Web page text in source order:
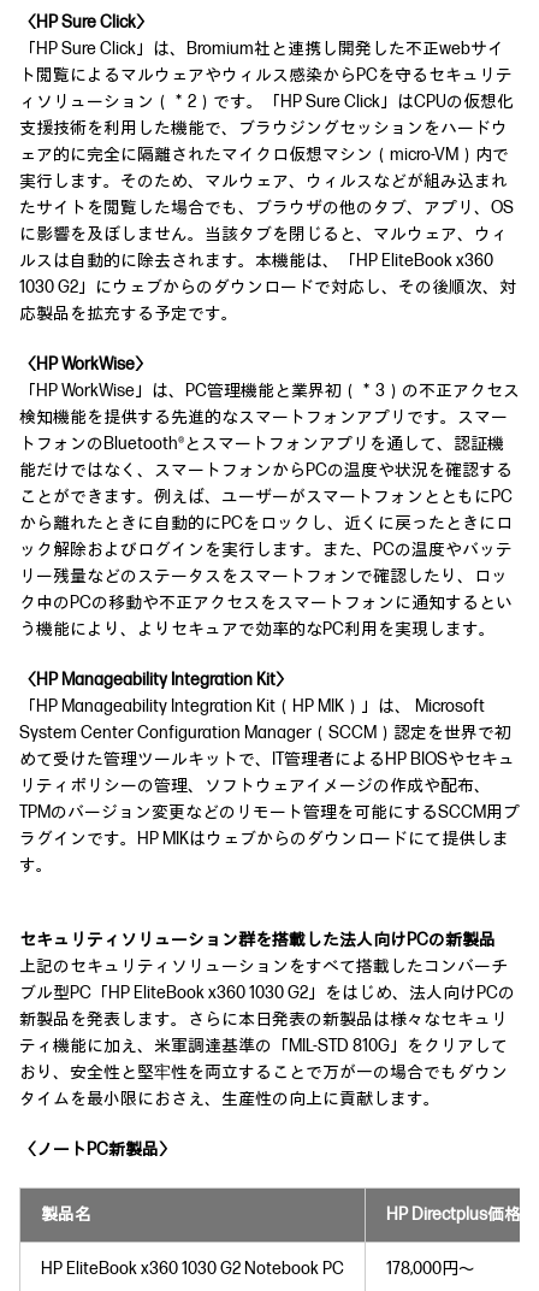
〈HP Sure Click〉
「HP Sure Click」は、Bromium社と連携し開発した不正webサイ
ト閲覧によるマルウェアやウィルス感染からPCを守るセキュリテ
ィソリューション（＊2）です。「HP Sure Click」はCPUの仮想化
支援技術を利用した機能で、ブラウジングセッションをハードウ
ェア的に完全に隔離されたマイクロ仮想マシン（micro-VM）内で
実行します。そのため、マルウェア、ウィルスなどが組み込まれ
たサイトを閲覧した場合でも、ブラウザの他のタブ、アプリ、OS
に影響を及ぼしません。当該タブを閉じると、マルウェア、ウィ
ルスは自動的に除去されます。本機能は、「HP EliteBook x360
1030 G2」にウェブからのダウンロードで対応し、その後順次、対
応製品を拡充する予定です。
〈HP WorkWise〉
「HP WorkWise」は、PC管理機能と業界初（＊3）の不正アクセス
検知機能を提供する先進的なスマートフォンアプリです。スマー
トフォンのBluetooth®とスマートフォンアプリを通して、認証機
能だけではなく、スマートフォンからPCの温度や状況を確認する
ことができます。例えば、ユーザーがスマートフォンとともにPC
から離れたときに自動的にPCをロックし、近くに戻ったときにロ
ック解除およびログインを実行します。また、PCの温度やバッテ
リー残量などのステータスをスマートフォンで確認したり、ロッ
ク中のPCの移動や不正アクセスをスマートフォンに通知するとい
う機能により、よりセキュアで効率的なPC利用を実現します。
〈HP Manageability Integration Kit〉
「HP Manageability Integration Kit（HP MIK）」は、 Microsoft
System Center Configuration Manager（SCCM）認定を世界で初
めて受けた管理ツールキットで、IT管理者によるHP BIOSやセキュ
リティポリシーの管理、ソフトウェアイメージの作成や配布、
TPMのバージョン変更などのリモート管理を可能にするSCCM用プ
ラグインです。HP MIKはウェブからのダウンロードにて提供しま
す。
セキュリティソリューション群を搭載した法人向けPCの新製品
上記のセキュリティソリューションをすべて搭載したコンバーチ
ブル型PC「HP EliteBook x360 1030 G2」をはじめ、法人向けPCの
新製品を発表します。さらに本日発表の新製品は様々なセキュリ
ティ機能に加え、米軍調達基準の「MIL-STD 810G」をクリアして
おり、安全性と堅牢性を両立することで万が一の場合でもダウン
タイムを最小限におさえ、生産性の向上に貢献します。
〈ノートPC新製品〉
製品名 HP Directplus価格(
HP EliteBook x360 1030 G2 Notebook PC 178,000円～